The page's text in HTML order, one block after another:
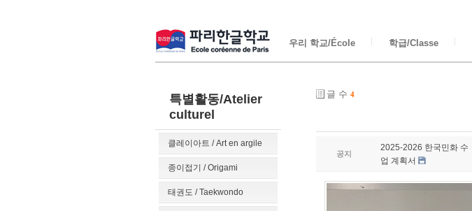
우리 학교/École 학급/Classe
특별활동/Atelier
culturel
클레이아트 / Art en argile
종이접기 / Origami
태권도 / Taekwondo
글 수 4
공지
2025-2026 한국민화 수
업 계획서